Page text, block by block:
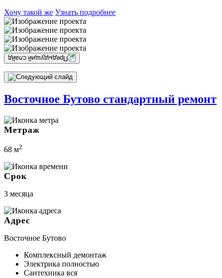
Хочу такой же Узнать подробнее
Восточное Бутово стандартный ремонт
Метраж
68 м2
Срок
3 месяца
Адрес
Восточное Бутово
Комплексный демонтаж
Электрика полностью
Сантехника вся